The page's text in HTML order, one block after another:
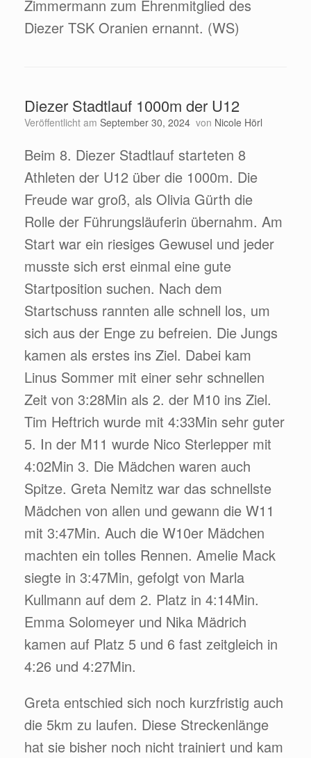
Zimmermann zum Ehrenmitglied des
Diezer TSK Oranien ernannt. (WS)
Diezer Stadtlauf 1000m der U12
Veröffentlicht am September 30, 2024 von Nicole Hörl
Beim 8. Diezer Stadtlauf starteten 8
Athleten der U12 über die 1000m. Die
Freude war groß, als Olivia Gürth die
Rolle der Führungsläuferin übernahm. Am
Start war ein riesiges Gewusel und jeder
musste sich erst einmal eine gute
Startposition suchen. Nach dem
Startschuss rannten alle schnell los, um
sich aus der Enge zu befreien. Die Jungs
kamen als erstes ins Ziel. Dabei kam
Linus Sommer mit einer sehr schnellen
Zeit von 3:28Min als 2. der M10 ins Ziel.
Tim Heftrich wurde mit 4:33Min sehr guter
5. In der M11 wurde Nico Sterlepper mit
4:02Min 3. Die Mädchen waren auch
Spitze. Greta Nemitz war das schnellste
Mädchen von allen und gewann die W11
mit 3:47Min. Auch die W10er Mädchen
machten ein tolles Rennen. Amelie Mack
siegte in 3:47Min, gefolgt von Marla
Kullmann auf dem 2. Platz in 4:14Min.
Emma Solomeyer und Nika Mädrich
kamen auf Platz 5 und 6 fast zeitgleich in
4:26 und 4:27Min.
Greta entschied sich noch kurzfristig auch
die 5km zu laufen. Diese Streckenlänge
hat sie bisher noch nicht trainiert und kam